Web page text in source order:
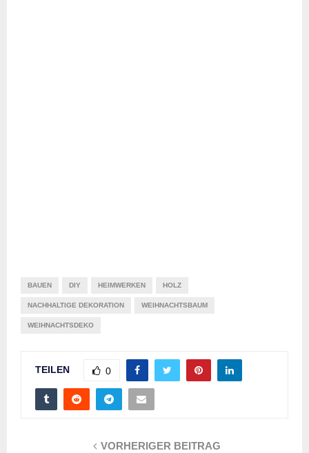
BAUEN DIY HEIMWERKEN HOLZ
NACHHALTIGE DEKORATION WEIHNACHTSBAUM
WEIHNACHTSDEKO
TEILEN 0
VORHERIGER BEITRAG